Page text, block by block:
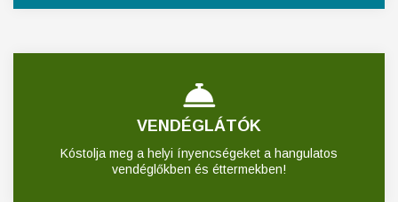
VENDÉGLÁTÓK
Kóstolja meg a helyi ínyencségeket a hangulatos
vendéglőkben és éttermekben!